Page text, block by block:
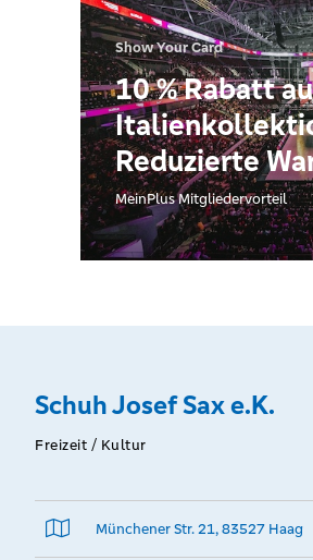
Show Your Card
10 % Rabatt
Reduzierte
ist
MeinPlus Mitgliedervorteil
Schuh Josef Sax e.K.
Freizeit / Kultur
Münchener Str. 21, 83527 Haag